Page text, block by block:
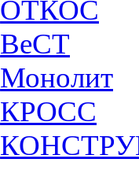
ОТКОС
ВеСТ
Монолит
КРОСС